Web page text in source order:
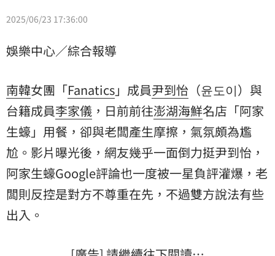
2025/06/23 17:36:00
娛樂中心／綜合報導
南韓女團「Fanatics」成員尹到怡 （윤도이）與
台籍成員李家儀 ，日前前往澎湖海鮮名店「阿家
生蠔」用餐，卻與老闆產生摩擦，氣氛頗為尷
尬。影片曝光後，網友幾乎一面倒力挺尹到怡，
阿家生蠔Google評論也一度被一星負評灌爆，老
闆則反控是對方不尊重在先，不過雙方說法有些
出入。